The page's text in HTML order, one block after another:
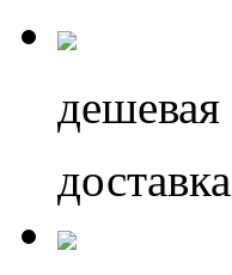
дешевая
доставка